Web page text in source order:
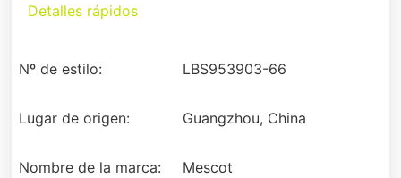
Detalles rápidos
Nº de estilo: LBS953903-66
Lugar de origen: Guangzhou, China
Nombre de la marca: Mescot